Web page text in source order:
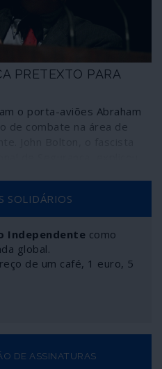
PRETEXTO PARA
o porta-aviões Abraham
de combate na área de
o Irão. Em causa estão,
não apenas a tropas
ou ainda a
ao Iémen. A equipa de
Trump está cada vez mais
SOLIDÁRIOS
Independente como
global.
de um café, 1 euro, 5
DE ASSINATURAS